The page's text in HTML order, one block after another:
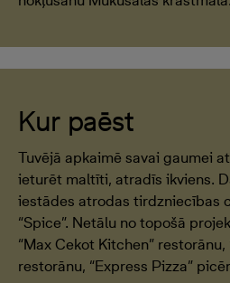
Kur paēst
Tuvējā apkaimē savai gaumei
ieturēt maltīti, atradīs ikviens.
iestādes atrodas tirdzniecības
“Spice”. Netālu no topošā
“Max Cekot Kitchen”
restorānu, “Express Pizza”